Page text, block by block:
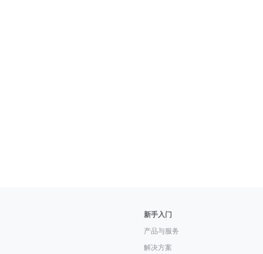
新手入门
产品与服务
解决方案